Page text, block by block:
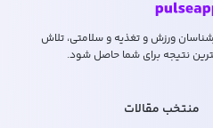
ورزش و تغذیه و سلامتی، تلاش
نتیجه برای شما حاصل شود.
منتخب مقالات